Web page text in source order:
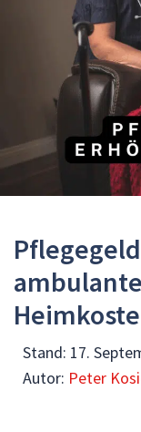
Stand: 17.
Autor: Peter